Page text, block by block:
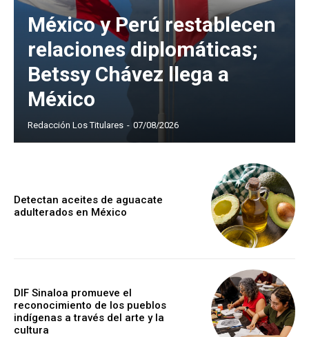
México y Perú restablecen
relaciones diplomáticas;
Betssy Chávez llega a
México
Redacción Los Titulares - 07/08/2026
Detectan aceites de aguacate
adulterados en México
DIF Sinaloa promueve el
reconocimiento de los pueblos
indígenas a través del arte y la
cultura